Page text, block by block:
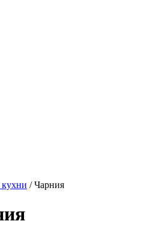
/ Чарния